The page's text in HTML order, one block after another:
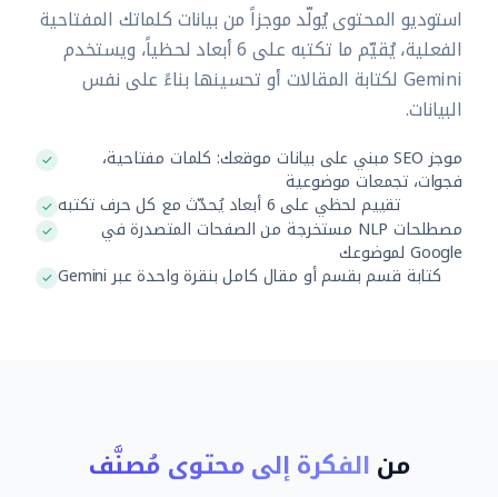
استوديو المحتوى يُولّد موجزاً من بيانات كلماتك المفتاحية
الفعلية، يُقيّم ما تكتبه على 6 أبعاد لحظياً، ويستخدم
Gemini لكتابة المقالات أو تحسينها بناءً على نفس
البيانات.
موجز SEO مبني على بيانات موقعك: كلمات مفتاحية،
فجوات، تجمعات موضوعية
تقييم لحظي على 6 أبعاد يُحدّث مع كل حرف تكتبه
مصطلحات NLP مستخرجة من الصفحات المتصدرة في
Google لموضوعك
كتابة قسم بقسم أو مقال كامل بنقرة واحدة عبر Gemini
منالفكرة إلى محتوى مُصنَّف